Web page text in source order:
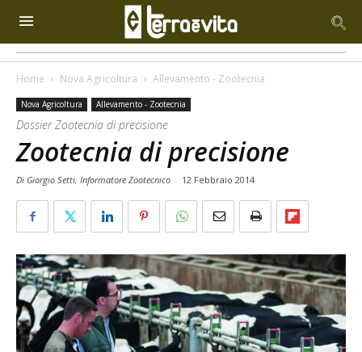
Home Nova Agricoltura Allevamento - Zootecnia
Nova Agricoltura Allevamento - Zootecnia
Dossier Zootecnia di precisione
Zootecnia di precisione
Di Giorgio Setti, Informatore Zootecnico - 12 Febbraio 2014